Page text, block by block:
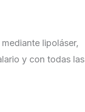
lipoláser,
y con todas las